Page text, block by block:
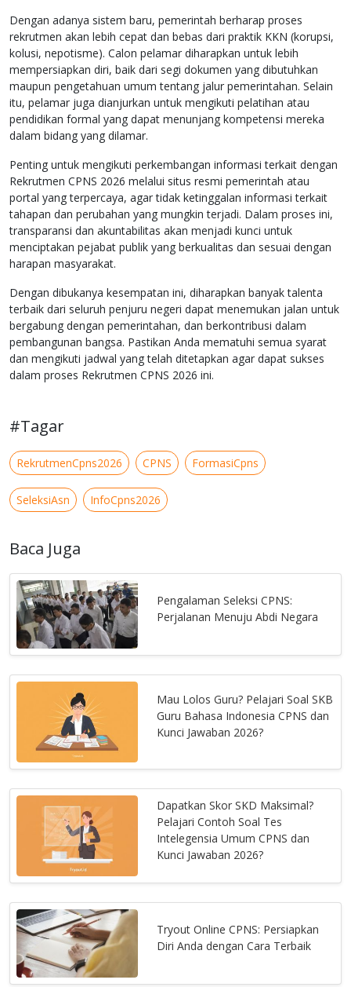
Dengan adanya sistem baru, pemerintah berharap proses
rekrutmen akan lebih cepat dan bebas dari praktik KKN (korupsi,
kolusi, nepotisme). Calon pelamar diharapkan untuk lebih
mempersiapkan diri, baik dari segi dokumen yang dibutuhkan
maupun pengetahuan umum tentang jalur pemerintahan. Selain
itu, pelamar juga dianjurkan untuk mengikuti pelatihan atau
pendidikan formal yang dapat menunjang kompetensi mereka
dalam bidang yang dilamar.
Penting untuk mengikuti perkembangan informasi terkait dengan
Rekrutmen CPNS 2026 melalui situs resmi pemerintah atau
portal yang terpercaya, agar tidak ketinggalan informasi terkait
tahapan dan perubahan yang mungkin terjadi. Dalam proses ini,
transparansi dan akuntabilitas akan menjadi kunci untuk
menciptakan pejabat publik yang berkualitas dan sesuai dengan
harapan masyarakat.
Dengan dibukanya kesempatan ini, diharapkan banyak talenta
terbaik dari seluruh penjuru negeri dapat menemukan jalan untuk
bergabung dengan pemerintahan, dan berkontribusi dalam
pembangunan bangsa. Pastikan Anda mematuhi semua syarat
dan mengikuti jadwal yang telah ditetapkan agar dapat sukses
dalam proses Rekrutmen CPNS 2026 ini.
#Tagar
RekrutmenCpns2026 CPNS FormasiCpns
SeleksiAsn InfoCpns2026
Baca Juga
Pengalaman Seleksi CPNS:
Perjalanan Menuju Abdi Negara
Mau Lolos Guru? Pelajari Soal SKB
Guru Bahasa Indonesia CPNS dan
Kunci Jawaban 2026?
Dapatkan Skor SKD Maksimal?
Pelajari Contoh Soal Tes
Intelegensia Umum CPNS dan
Kunci Jawaban 2026?
Tryout Online CPNS: Persiapkan
Diri Anda dengan Cara Terbaik